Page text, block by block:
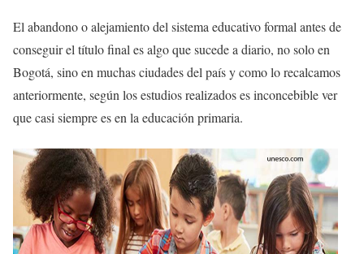
El abandono o alejamiento del sistema educativo formal antes de
conseguir el título final es algo que sucede a diario, no solo en
Bogotá, sino en muchas ciudades del país y como lo recalcamos
anteriormente, según los estudios realizados es inconcebible ver
que casi siempre es en la educación primaria.